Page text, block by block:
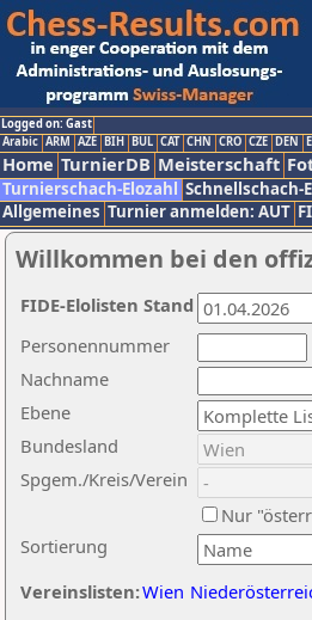
Logged on: Gast
Arabic ARM AZE BIH BUL CAT CHN CRO CZE DEN
Home TurnierDB Meisterschaft
Turnierschach-Elozahl Schnellschach-
Allgemeines Turnier anmelden: AUT
Willkommen bei den
Nachname
Ebene
Sortierung
Personennummer
Bundesland
Spgem./Kreis/Verein
Nur
Vereinslisten:Wien
FIDE-Elolisten Stand